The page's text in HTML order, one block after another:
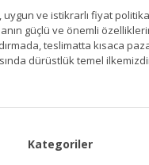
ve istikrarlı fiyat
güçlü ve önemli
teslimatta kısaca
dürüstlük temel
Kategoriler